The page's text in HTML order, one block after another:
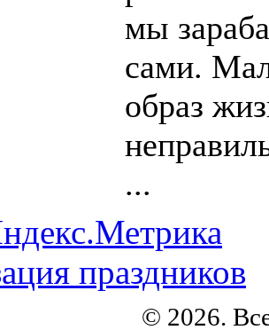
мы
сами.
образ
...
праздников
© 2026.